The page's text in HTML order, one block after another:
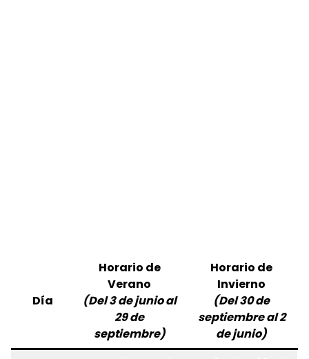
Día
Horario de
Verano
(Del 3 de junio al
29 de
septiembre)
Horario de
Invierno
(Del 30 de
septiembre al 2
de junio)